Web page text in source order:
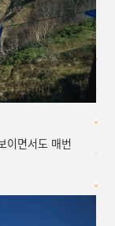
이면서도 매번